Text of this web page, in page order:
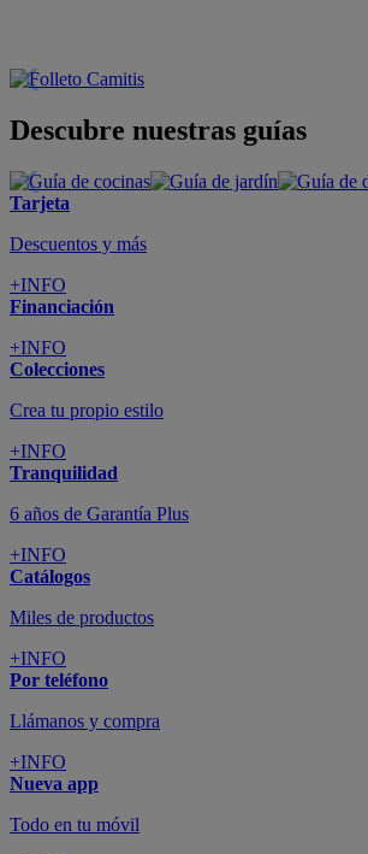
Descubre nuestras guías
Tarjeta
Descuentos y más
+INFO
Financiación
+INFO
Colecciones
Crea tu propio estilo
+INFO
Tranquilidad
6 años de Garantía Plus
+INFO
Catálogos
Miles de productos
+INFO
Por teléfono
Llámanos y compra
+INFO
Nueva app
Todo en tu móvil